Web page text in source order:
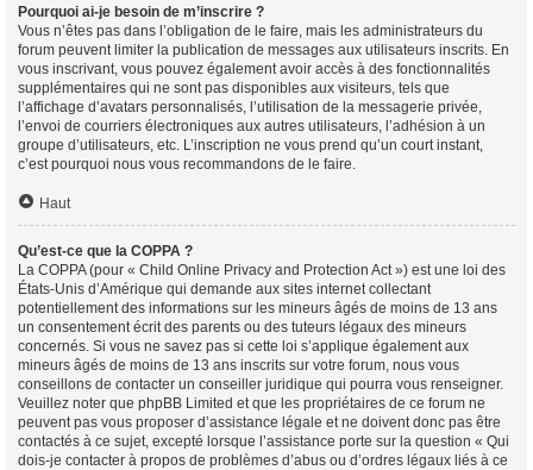
Pourquoi ai-je besoin de m’inscrire ?
Vous n’êtes pas dans l’obligation de le faire, mais les administrateurs du
forum peuvent limiter la publication de messages aux utilisateurs inscrits. En
vous inscrivant, vous pouvez également avoir accès à des fonctionnalités
supplémentaires qui ne sont pas disponibles aux visiteurs, tels que
l’affichage d’avatars personnalisés, l’utilisation de la messagerie privée,
l’envoi de courriers électroniques aux autres utilisateurs, l’adhésion à un
groupe d’utilisateurs, etc. L’inscription ne vous prend qu’un court instant,
c’est pourquoi nous vous recommandons de le faire.
Haut
Qu’est-ce que la COPPA ?
La COPPA (pour « Child Online Privacy and Protection Act ») est une loi des
États-Unis d’Amérique qui demande aux sites internet collectant
potentiellement des informations sur les mineurs âgés de moins de 13 ans
un consentement écrit des parents ou des tuteurs légaux des mineurs
concernés. Si vous ne savez pas si cette loi s’applique également aux
mineurs âgés de moins de 13 ans inscrits sur votre forum, nous vous
conseillons de contacter un conseiller juridique qui pourra vous renseigner.
Veuillez noter que phpBB Limited et que les propriétaires de ce forum ne
peuvent pas vous proposer d’assistance légale et ne doivent donc pas être
contactés à ce sujet, excepté lorsque l’assistance porte sur la question « Qui
dois-je contacter à propos de problèmes d’abus ou d’ordres légaux liés à ce